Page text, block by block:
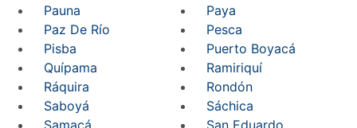
Pauna
Paya
Paz De Río
Pesca
Pisba
Puerto Boyacá
Quípama
Ramiriquí
Ráquira
Rondón
Saboyá
Sáchica
Samacá
San Eduardo